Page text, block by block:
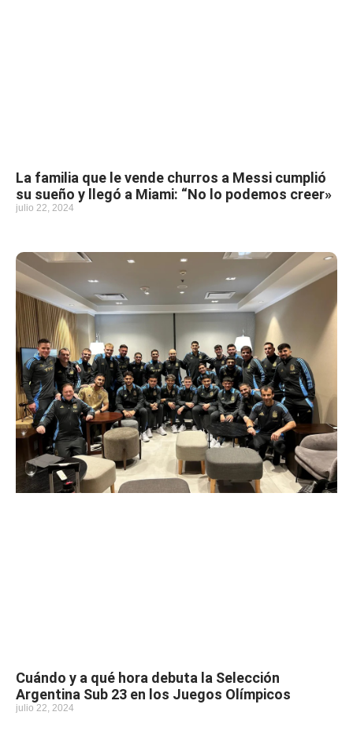
La familia que le vende churros a Messi cumplió
su sueño y llegó a Miami: “No lo podemos creer»
julio 22, 2024
Cuándo y a qué hora debuta la Selección
Argentina Sub 23 en los Juegos Olímpicos
julio 22, 2024